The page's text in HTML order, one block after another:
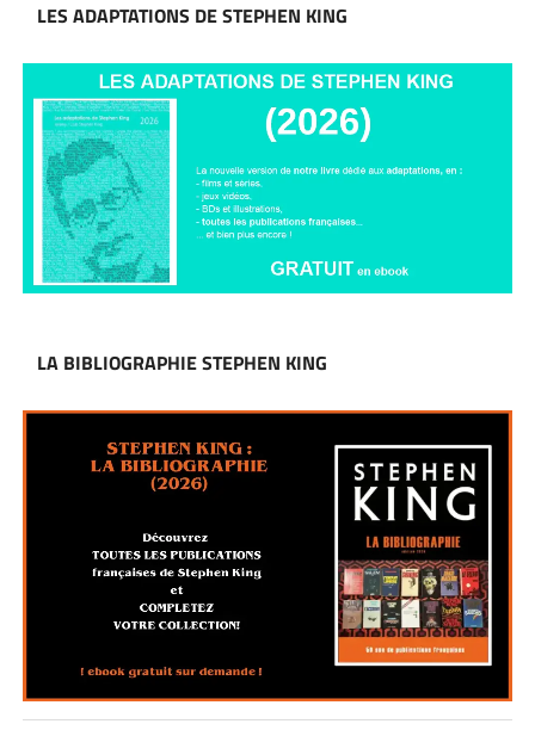
LES ADAPTATIONS DE STEPHEN KING
LA BIBLIOGRAPHIE STEPHEN KING